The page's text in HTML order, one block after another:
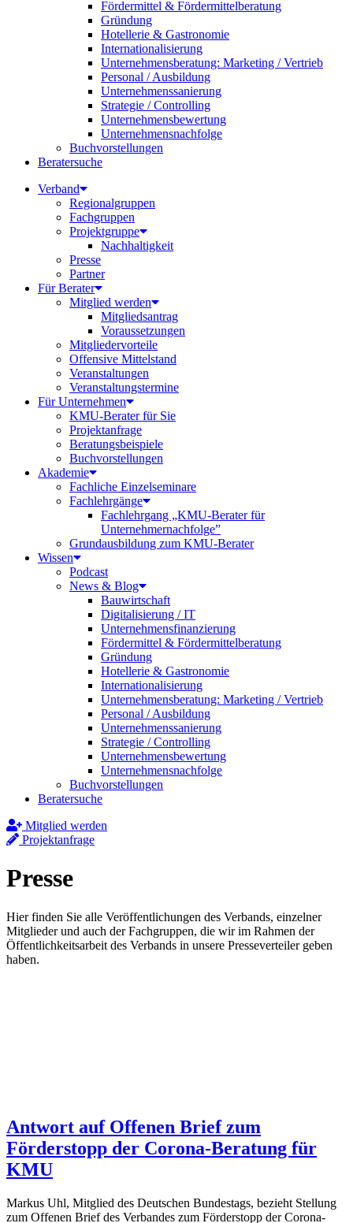
Fördermittel & Fördermittelberatung
Gründung
Hotellerie & Gastronomie
Internationalisierung
Unternehmensberatung: Marketing / Vertrieb
Personal / Ausbildung
Unternehmenssanierung
Strategie / Controlling
Unternehmensbewertung
Unternehmensnachfolge
Buchvorstellungen
Beratersuche
Verband
Regionalgruppen
Fachgruppen
Projektgruppe
Nachhaltigkeit
Presse
Partner
Für Berater
Mitglied werden
Mitgliedsantrag
Voraussetzungen
Mitgliedervorteile
Offensive Mittelstand
Veranstaltungen
Veranstaltungstermine
Für Unternehmen
KMU-Berater für Sie
Projektanfrage
Beratungsbeispiele
Buchvorstellungen
Akademie
Fachliche Einzelseminare
Fachlehrgänge
Fachlehrgang „KMU-Berater für
Unternehmernachfolge”
Grundausbildung zum KMU-Berater
Wissen
Podcast
News & Blog
Bauwirtschaft
Digitalisierung / IT
Unternehmensfinanzierung
Fördermittel & Fördermittelberatung
Gründung
Hotellerie & Gastronomie
Internationalisierung
Unternehmensberatung: Marketing / Vertrieb
Personal / Ausbildung
Unternehmenssanierung
Strategie / Controlling
Unternehmensbewertung
Unternehmensnachfolge
Buchvorstellungen
Beratersuche
Mitglied werden
Projektanfrage
Presse
Hier finden Sie alle Veröffentlichungen des Verbands, einzelner
Mitglieder und auch der Fachgruppen, die wir im Rahmen der
Öffentlichkeitsarbeit des Verbands in unsere Presseverteiler geben
haben.
Antwort auf Offenen Brief zum
Förderstopp der Corona-Beratung für
KMU
Markus Uhl, Mitglied des Deutschen Bundestags, bezieht Stellung
zum Offenen Brief des Verbandes zum Förderstopp der Corona-